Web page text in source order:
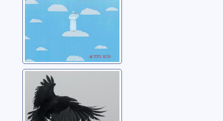
Terra Alta: Terra
Alta, 1
Cercas, Javier